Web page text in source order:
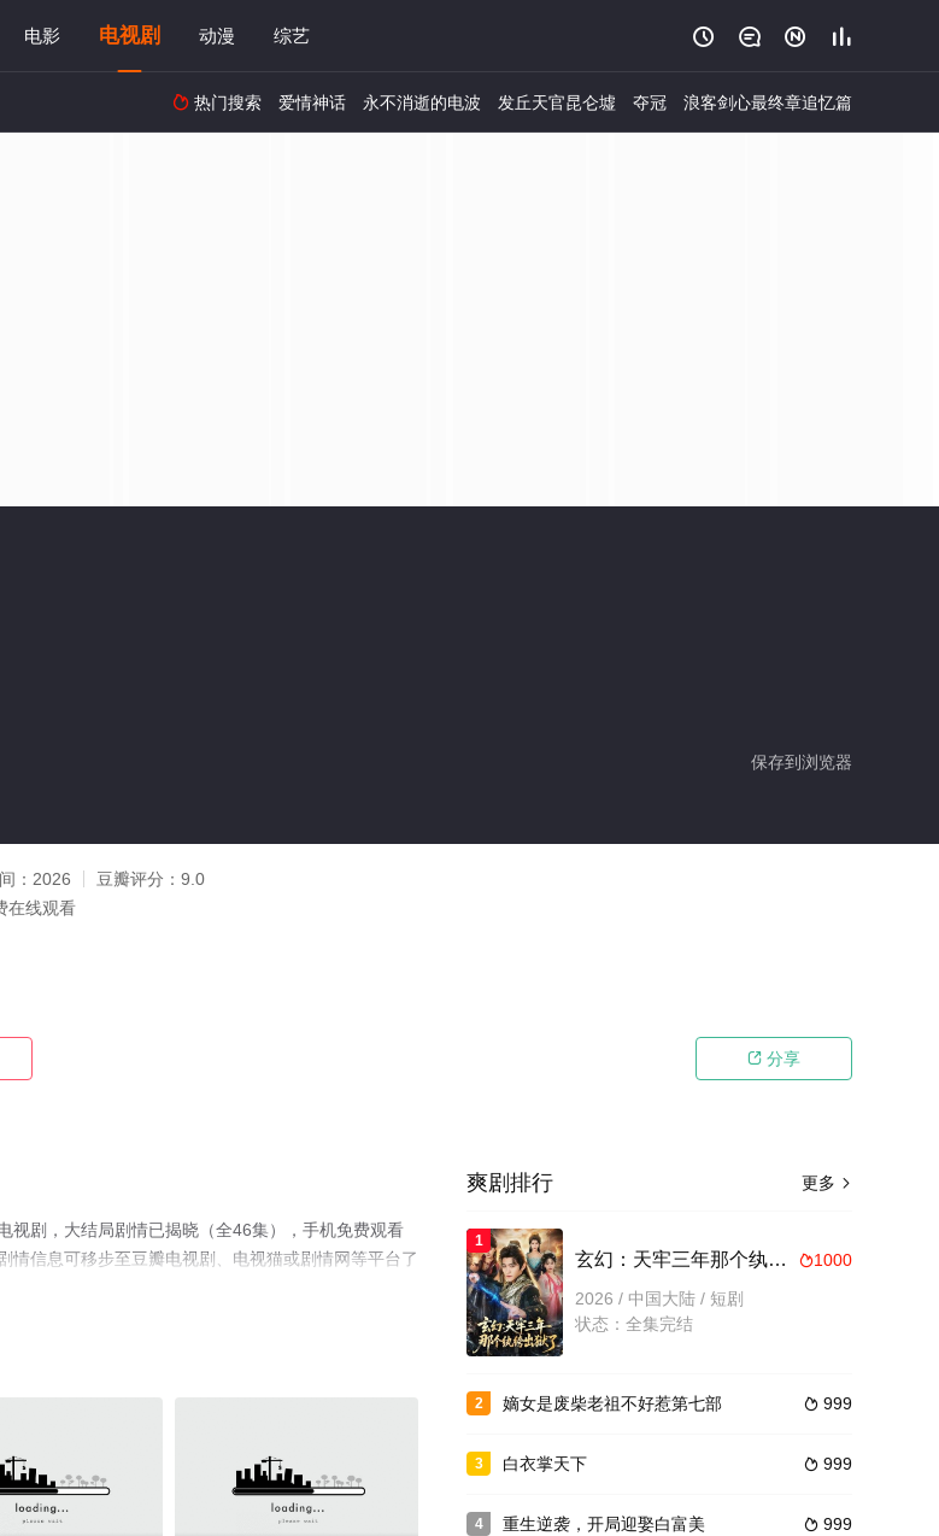
电影 电视剧 动漫 综艺    
 热门搜索 爱情神话 永不消逝的电波 发丘天官昆仑墟 夺冠 浪客剑心最终章追忆篇
保存到浏览器
： 2026 豆瓣评分： 9.0
在线观看
 分享
视剧，大结局剧情已揭晓（全46集），手机免费观看
信息可移步至豆瓣电视剧、电视猫或剧情网等平台了
更多 
爽剧排行
1
1000
玄幻：天牢三年那个纨绔出狱了
2026 / 中国大陆 / 短剧
状态：全集完结
2  999
嫡女是废柴老祖不好惹第七部
3  999
白衣掌天下
4  999
重生逆袭，开局迎娶白富美